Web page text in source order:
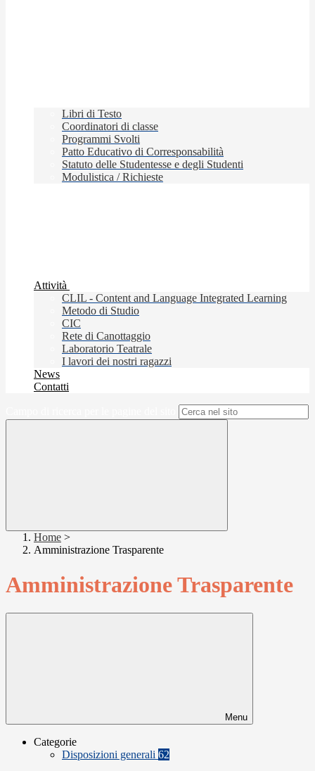
Libri di Testo
Coordinatori di classe
Programmi Svolti
Patto Educativo di Corresponsabilità
Statuto delle Studentesse e degli Studenti
Modulistica / Richieste
Attività
CLIL - Content and Language Integrated Learning
Metodo di Studio
CIC
Rete di Canottaggio
Laboratorio Teatrale
I lavori dei nostri ragazzi
News
Contatti
Home >
Amministrazione Trasparente
Amministrazione Trasparente
Menu
Categorie
Disposizioni generali 62